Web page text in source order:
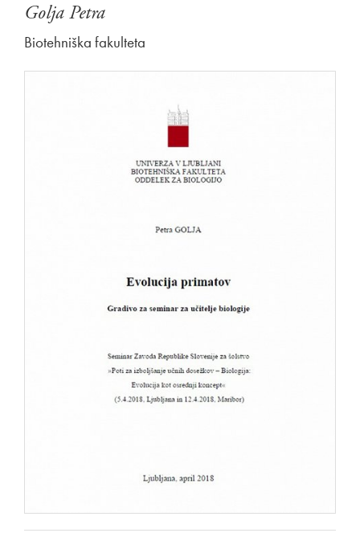
Golja Petra
Biotehniška fakulteta